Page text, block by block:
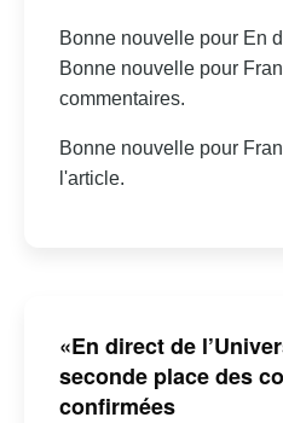
Bonne nouvelle pour En
Bonne nouvelle pour
commentaires.
Bonne nouvelle pour
l'article.
«En direct de
seconde place des
confirmées